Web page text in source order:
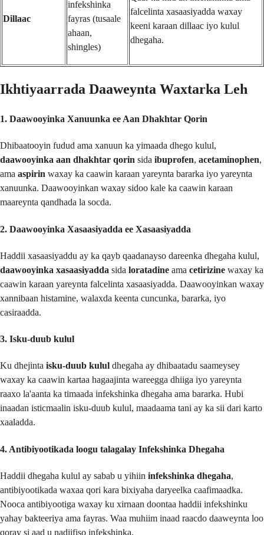
Dillaac
infekshinka
fayras (tusaale
ahaan,
shingles)
falcelinta xasaasiyadda waxay
keeni karaan dillaac iyo kulul
dhegaha.
Ikhtiyaarrada Daaweynta Waxtarka Leh
1. Daawooyinka Xanuunka ee Aan Dhakhtar Qorin
Dhibaatooyin fudud ama xanuun ka yimaada dhego kulul,
daawooyinka aan dhakhtar qorin sida ibuprofen, acetaminophen,
ama aspirin waxay ka caawin karaan yareynta bararka iyo yareynta
xanuunka. Daawooyinkan waxay sidoo kale ka caawin karaan
maareynta qandhada la socda.
2. Daawooyinka Xasaasiyadda ee Xasaasiyadda
Haddii xasaasiyaddu ay ka qayb qaadanayso dareenka dhegaha kulul,
daawooyinka xasaasiyadda sida loratadine ama cetirizine waxay ka
caawin karaan yareynta falcelinta xasaasiyadda. Daawooyinkan waxay
xannibaan histamine, walaxda keenta cuncunka, bararka, iyo
casiraadda.
3. Isku-duub kulul
Ku dhejinta isku-duub kulul dhegaha ay dhibaatadu saameysey
waxay ka caawin kartaa hagaajinta wareegga dhiiga iyo yareynta
raaxo la'aanta ka timaada infekshinka dhegaha ama bararka. Hubi
inaadan isticmaalin isku-duub kulul, maadaama tani ay ka sii dari karto
xaaladda.
4. Antibiyootikada loogu talagalay Infekshinka Dhegaha
Haddii dhegaha kulul ay sabab u yihiin infekshinka dhegaha,
antibiyootikada waxaa qori kara bixiyaha daryeelka caafimaadka.
Nooca antibiyootiga waxay ku xirnaan doontaa haddii infekshinku
yahay bakteeriya ama fayras. Waa muhiim inaad raacdo daaweynta loo
qoray si aad u nadiifiso infekshinka.